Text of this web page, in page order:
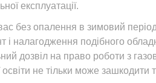
експлуатації.
без опалення в зимовий
і налагодження подібного
дозвіл на право роботи з
не тільки може зашкодити